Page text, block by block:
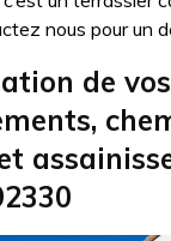
nous pour un
de vos